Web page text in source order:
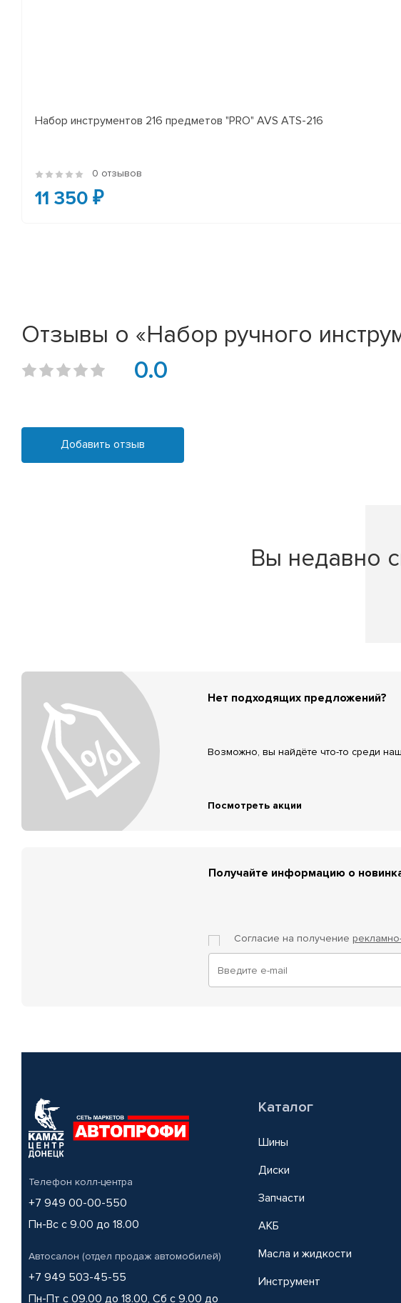
Набор инструментов 216 предметов "PRO" AVS ATS-216
0 отзывов
11 350 ₽
Отзывы о «Набор ручного
0.0
Добавить отзыв
Вы недавно
Нет подходящих предложений?
Возможно, вы найдёте что-то среди
Посмотреть акции
Получайте информацию о
Согласие на получение
Телефон колл-центра
+7 949 00-00-550
Пн-Вс с 9.00 до 18.00
Автосалон (отдел продаж автомобилей)
+7 949 503-45-55
Пн-Пт с 09.00 до 18.00, Сб с 9.00 до
Каталог
Шины
Диски
Запчасти
АКБ
Масла и жидкости
Инструмент